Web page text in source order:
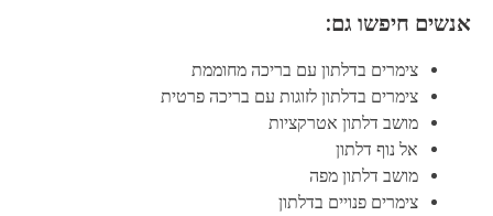
אנשים חיפשו גם:
צימרים בדלתון עם בריכה מחוממת
צימרים בדלתון לזוגות עם בריכה פרטית
מושב דלתון אטרקציות
אל נוף דלתון
מושב דלתון מפה
צימרים פנויים בדלתון